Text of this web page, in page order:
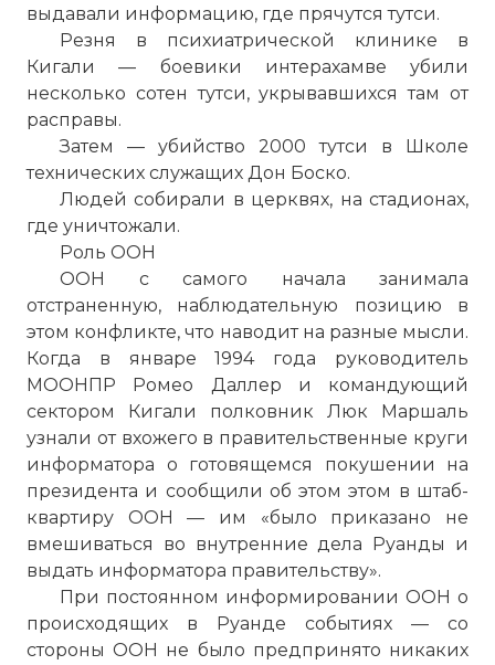
выдавали информацию, где прячутся тутси.
Резня в психиатрической клинике в
Кигали — боевики интерахамве убили
несколько сотен тутси, укрывавшихся там от
расправы.
Затем — убийство 2000 тутси в Школе
технических служащих Дон Боско.
Людей собирали в церквях, на стадионах,
где уничтожали.
Роль ООН
ООН с самого начала занимала
отстраненную, наблюдательную позицию в
этом конфликте, что наводит на разные мысли.
Когда в январе 1994 года руководитель
МООНПР Ромео Даллер и командующий
сектором Кигали полковник Люк Маршаль
узнали от вхожего в правительственные круги
информатора о готовящемся покушении на
президента и сообщили об этом этом в штаб-
квартиру ООН — им «было приказано не
вмешиваться во внутренние дела Руанды и
выдать информатора правительству».
При постоянном информировании ООН о
происходящих в Руанде событиях — со
стороны ООН не было предпринято никаких
Вернуться в статью:Геноцид в Руанде